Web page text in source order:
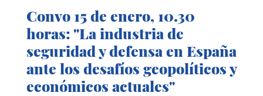
Convo 15 de enero, 10.30
horas: "La industria de
seguridad y defensa en España
ante los desafíos geopolíticos y
económicos actuales"